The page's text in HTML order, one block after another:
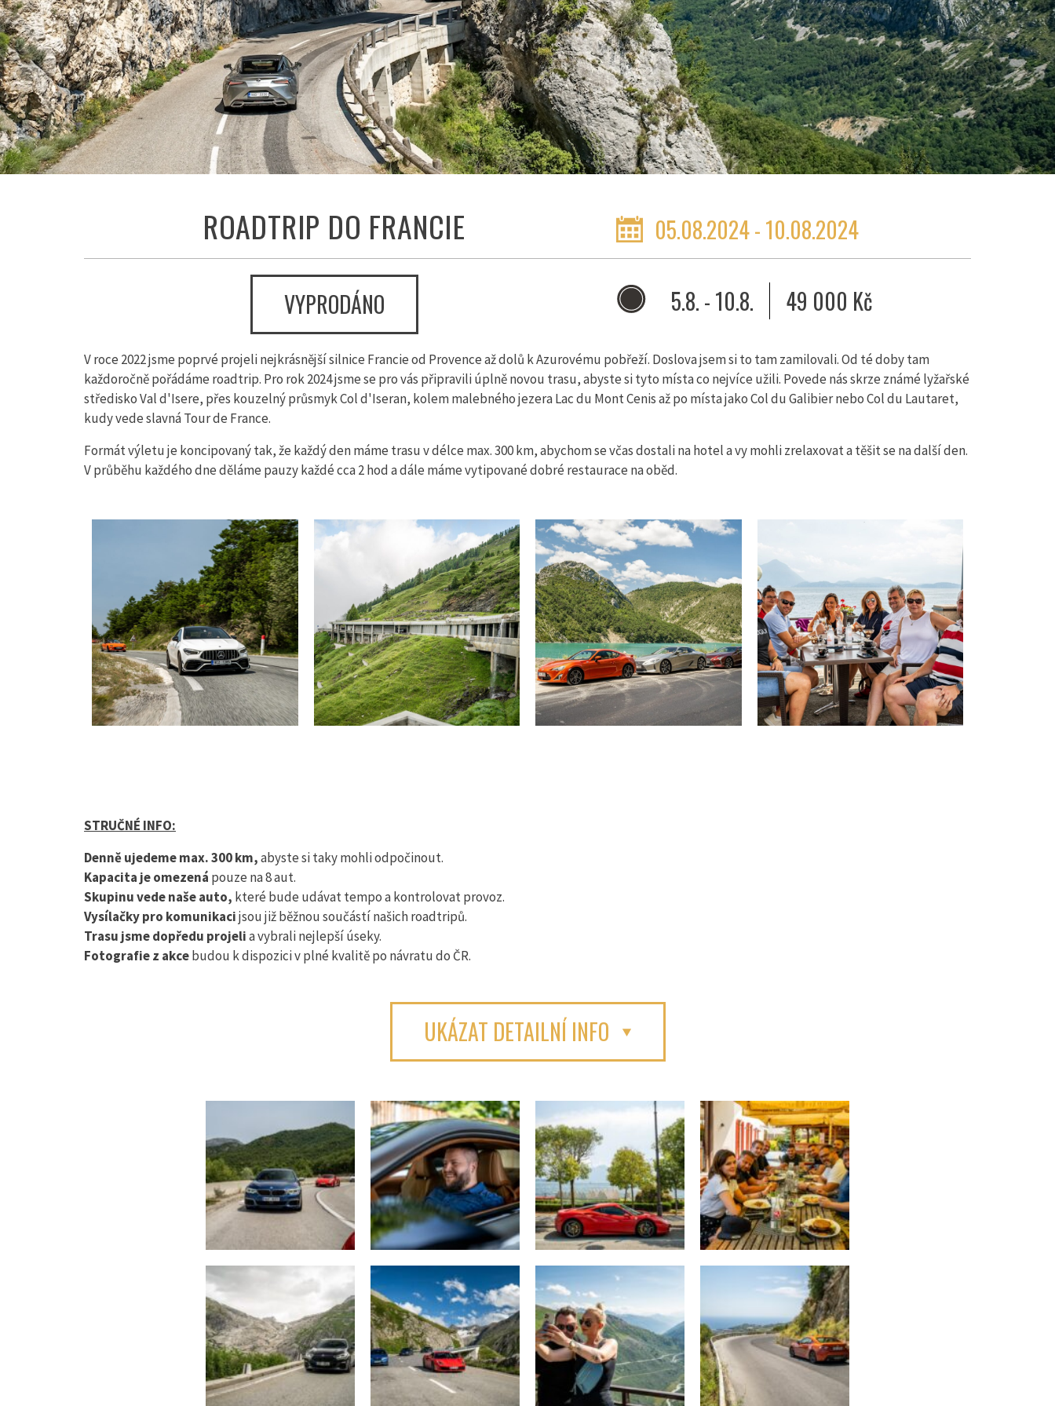
ROADTRIP DO FRANCIE 05.08.2024 - 10.08.2024
VYPRODÁNO 5.8. - 10.8. 49 000 Kč
V roce 2022 jsme poprvé projeli nejkrásnější silnice Francie od Provence až dolů k Azurovému pobřeží. Doslova jsem si to tam zamilovali. Od té doby tam
každoročně pořádáme roadtrip. Pro rok 2024 jsme se pro vás připravili úplně novou trasu, abyste si tyto místa co nejvíce užili. Povede nás skrze známé lyžařské
středisko Val d'Isere, přes kouzelný průsmyk Col d'Iseran, kolem malebného jezera Lac du Mont Cenis až po místa jako Col du Galibier nebo Col du Lautaret,
kudy vede slavná Tour de France.
Formát výletu je koncipovaný tak, že každý den máme trasu v délce max. 300 km, abychom se včas dostali na hotel a vy mohli zrelaxovat a těšit se na další den.
V průběhu každého dne děláme pauzy každé cca 2 hod a dále máme vytipované dobré restaurace na oběd.
STRUČNÉ INFO:
Denně ujedeme max. 300 km,abyste si taky mohli odpočinout.
Kapacita je omezená pouze na 8 aut.
Skupinu vede naše auto, které bude udávat tempo a kontrolovat provoz.
Vysílačky pro komunikacijsou již běžnou součástí našich roadtripů.
Trasu jsme dopředu projelia vybrali nejlepší úseky.
Fotografie z akcebudou k dispozici v plné kvalitě po návratu do ČR.
UKÁZAT DETAILNÍ INFO